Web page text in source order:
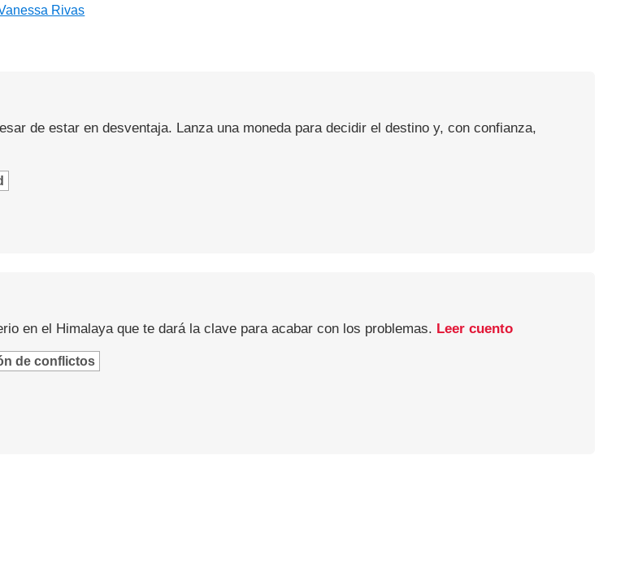
Rivas
de estar en desventaja. Lanza una moneda para decidir el destino y, con confianza,
en el Himalaya que te dará la clave para acabar con los problemas. Leer cuento
de conflictos